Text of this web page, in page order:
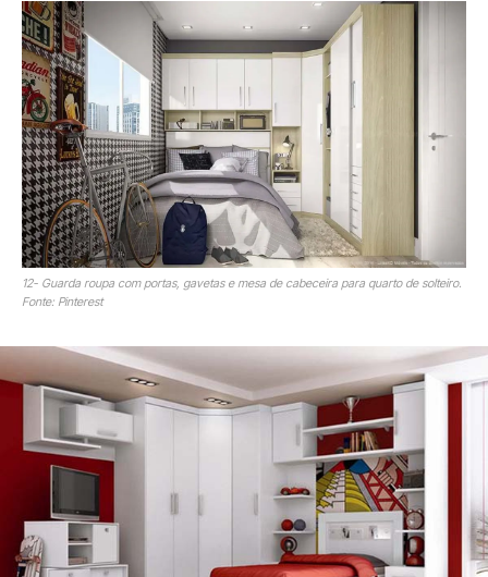
12- Guarda roupa com portas, gavetas e mesa de cabeceira para quarto de solteiro.
Fonte: Pinterest